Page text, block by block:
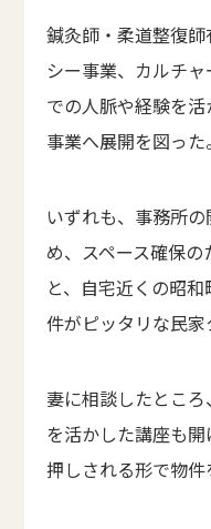
鍼灸師・柔道整復
シー事業、カルチ
での人脈や経験を
事業へ展開を図った。
いずれも、事務所
め、スペース確保
と、自宅近くの昭
件がピッタリな民家
妻に相談したとこ
を活かした講座も
押しされる形で物件